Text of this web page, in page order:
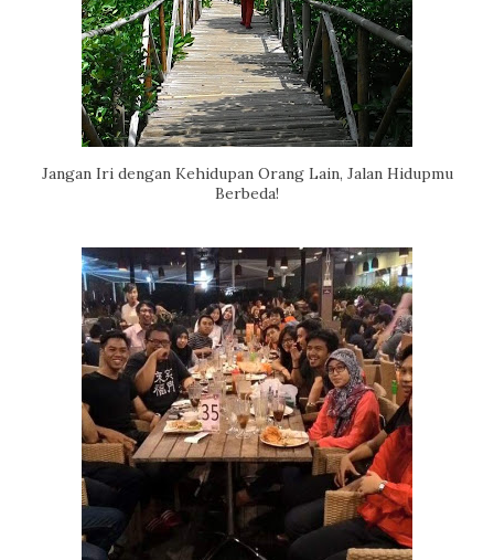
Jangan Iri dengan Kehidupan Orang Lain, Jalan Hidupmu
Berbeda!